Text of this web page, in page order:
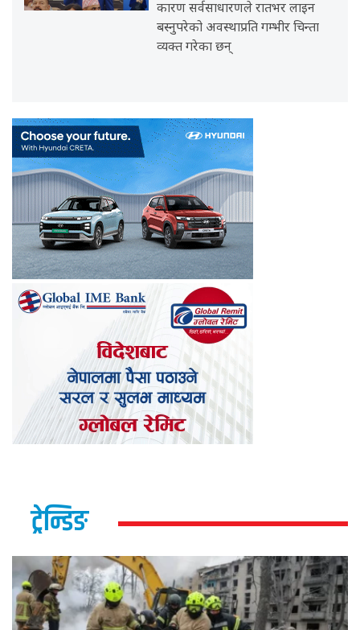
कारण सर्वसाधारणले रातभर लाइन
बस्नुपरेको अवस्थाप्रति गम्भीर चिन्ता
व्यक्त गरेका छन्
ट्रेन्डिङ